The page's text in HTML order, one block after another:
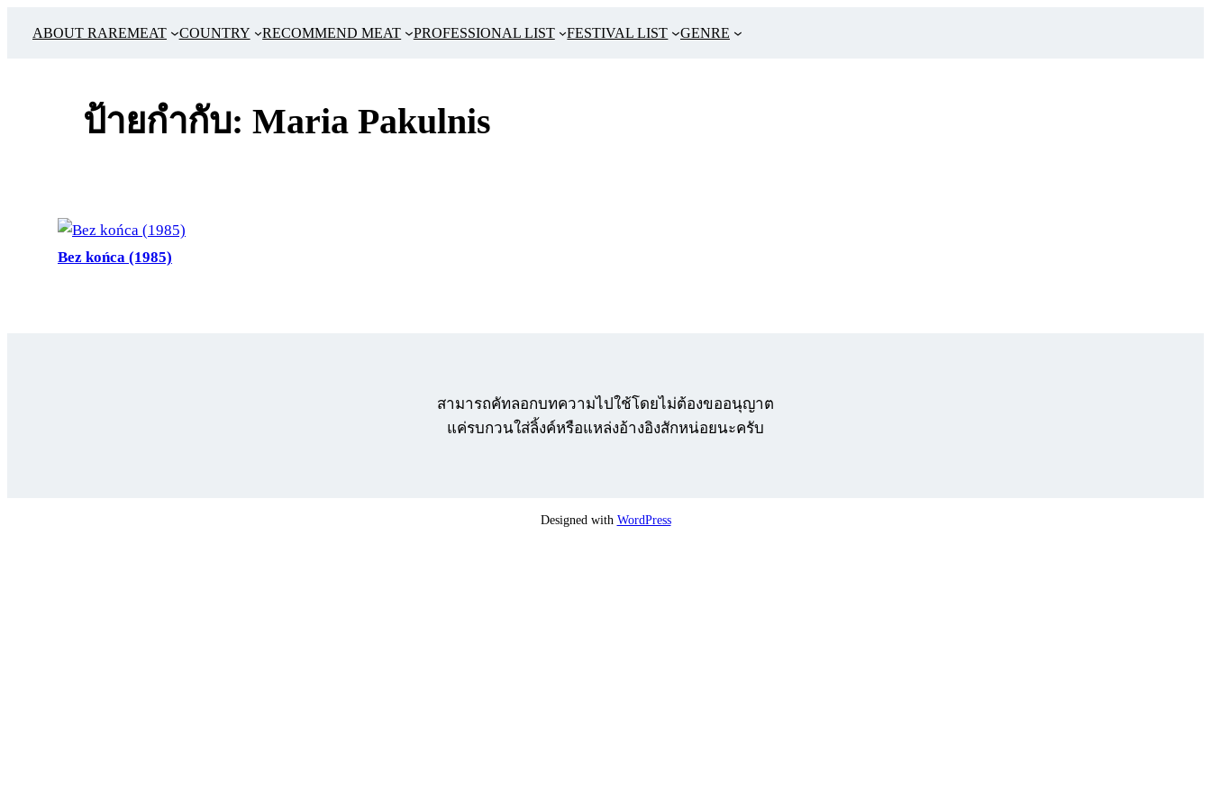
ABOUT RAREMEAT COUNTRY RECOMMEND MEAT PROFESSIONAL LIST FESTIVAL LIST GENRE
ป้ายกำกับ: Maria Pakulnis
Bez końca (1985)
สามารถคัทลอกบทความไปใช้โดยไม่ต้องขออนุญาต
แค่รบกวนใส่ลิ้งค์หรือแหล่งอ้างอิงสักหน่อยนะครับ
Designed with WordPress